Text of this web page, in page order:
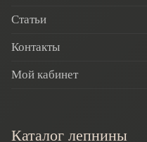
Статьи
Контакты
Мой кабинет
Каталог лепнины